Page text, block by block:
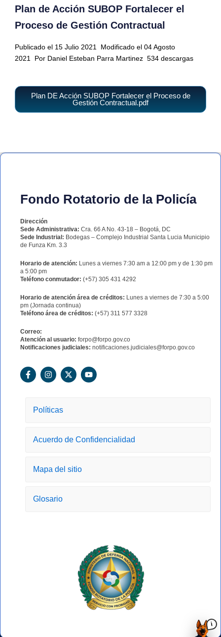
Plan de Acción SUBOP Fortalecer el
Proceso de Gestión Contractual
Publicado el 15 Julio 2021
Modificado el 04 Agosto
2021
Por Daniel Esteban Parra Martinez 534 descargas
Plan DE Acción SUBOP Fortalecer el Proceso de
Gestión Contractual.pdf
i
Fondo Rotatorio de la Policía
Dirección
Sede Administrativa: Cra. 66 A No. 43-18 – Bogotá, DC
Sede Industrial: Bodegas – Complejo Industrial Santa Lucia Municipio
de Funza Km. 3.3
Horario de atención: Lunes a viernes 7:30 am a 12:00 pm y de 1:30 pm
a 5:00 pm
Teléfono conmutador: (+57) 305 431 4292
Horario de atención área de créditos: Lunes a viernes de 7:30 a 5:00
pm (Jornada continua)
Teléfono área de créditos: (+57) 311 577 3328
Correo:
Atención al usuario: forpo@forpo.gov.co
Notificaciones judiciales: notificaciones.judiciales@forpo.gov.co
F
a
I
n
g
X
-
Y
o
Políticas
Acuerdo de Confidencialidad
Mapa del sitio
Glosario